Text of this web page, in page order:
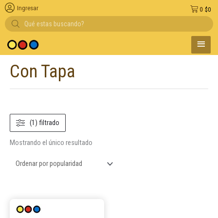
Búsqueda
de
productos
de pago
$0
0
Ingresar
MENÚ
Con Tapa
(1) filtrado
Mostrando el único resultado